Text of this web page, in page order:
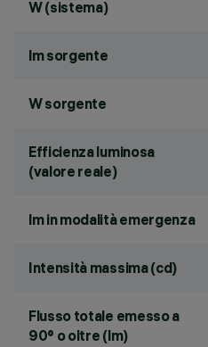
W (sistema)
lm sorgente
W sorgente
Efficienza luminosa
(valore reale)
lm in modalità emergenza
Intensità massima (cd)
Flusso totale emesso a
90° o oltre (lm)